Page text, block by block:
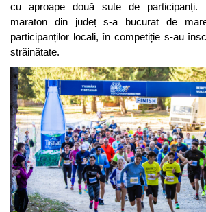
cu aproape două sute de participanți.
maraton din județ s-a bucurat de
participanților locali, în competiție s-au
străinătate.